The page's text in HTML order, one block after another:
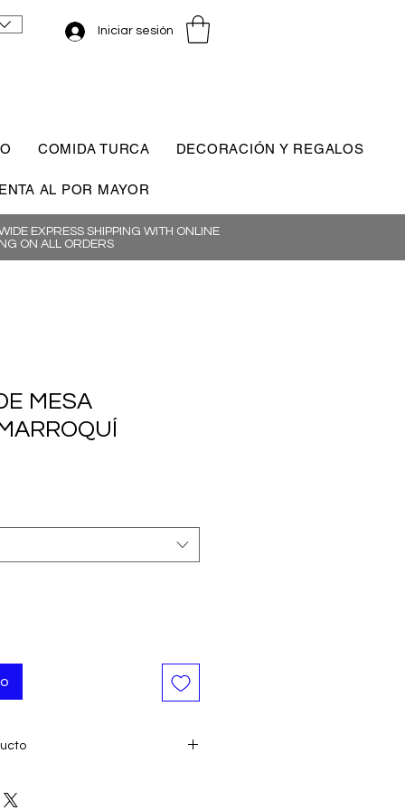
Iniciar sesión
COMIDA TURCA DECORACIÓN Y REGALOS
AL POR MAYOR
EXPRESS SHIPPING WITH ONLINE
ON ALL ORDERS
MESA